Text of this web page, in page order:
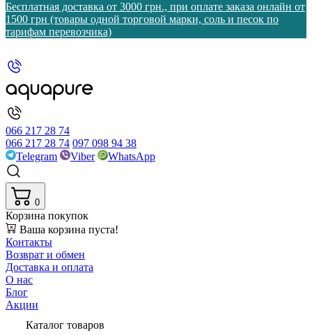
Бесплатная доставка от 3000 грн., при оплате заказа онлайн от
1500 грн (товары одной торговой марки, соль и песок по
тарифам перевозчика)
066 217 28 74
066 217 28 74 097 098 94 38
Telegram
Viber WhatsApp
0
Корзина покупок
Ваша корзина пуста!
Контакты
Возврат и обмен
Доставка и оплата
О нас
Блог
Акции
Каталог товаров